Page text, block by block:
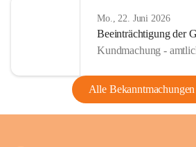
Mo., 22. Juni 2026
Beeinträchtigung der
Kundmachung -
Alle Bekanntmachungen